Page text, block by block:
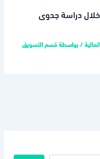
دراسة جدوى
/ بواسطةقسم التسويق